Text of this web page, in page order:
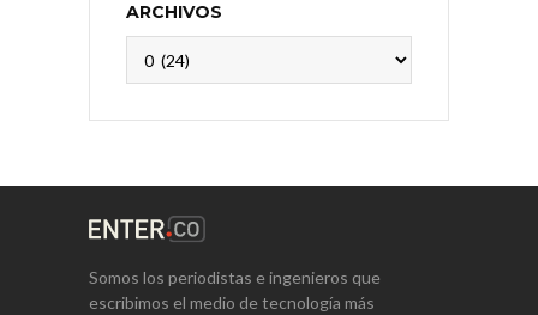
ARCHIVOS
Somos los periodistas e ingenieros que
escribimos el medio de tecnología más